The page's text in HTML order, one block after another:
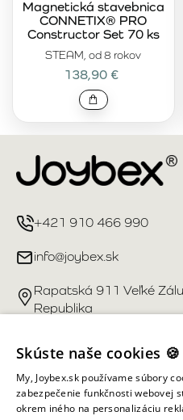
STEAM, od 8 rokov
Magnetická stavebnica
CONNETIX® PRO
Constructor Set 70 ks
138,90 €
+421 910 466 990
info@joybex.sk
Rapatská 911 Veľké
Republika
Užitočné odkazy
Účet
Skúste naše cookies 🍪
My, Joybex.sk používame súbory
zabezpečenie funkčnosti webovej
okrem iného na personalizáciu